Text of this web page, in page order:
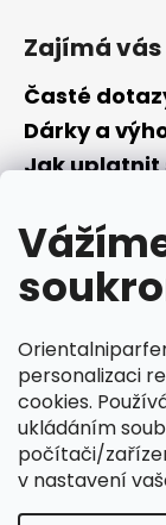
personalizaci
cookies.
ukládáním
počítači/
v nastavení
j
m
e
Zajímá vás
Časté
Dárky a
Jak uplatnit
Převodník
Parfémový
Facebook